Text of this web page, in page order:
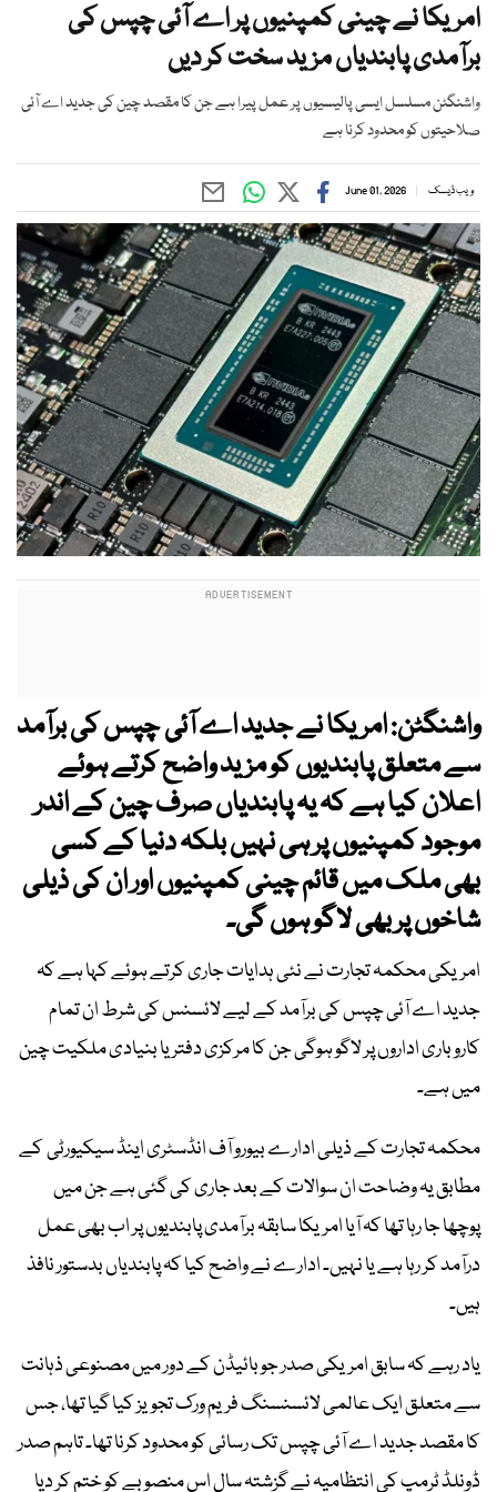
امریکا نے چینی کمپنیوں پر اے آئی چپس کی
برآمدی پابندیاں مزید سخت کر دیں
واشنگٹن مسلسل ایسی پالیسیوں پر عمل پیرا ہے جن کا مقصد چین کی جدید اے آئی
صلاحیتوں کو محدود کرنا ہے
ویب ڈیسک June 01, 2026
واشنگٹن: امریکا نے جدید اے آئی چپس کی برآمد
سے متعلق پابندیوں کو مزید واضح کرتے ہوئے
اعلان کیا ہے کہ یہ پابندیاں صرف چین کے اندر
موجود کمپنیوں پر ہی نہیں بلکہ دنیا کے کسی
بھی ملک میں قائم چینی کمپنیوں اور ان کی ذیلی
شاخوں پر بھی لاگو ہوں گی۔
امریکی محکمہ تجارت نے نئی ہدایات جاری کرتے ہوئے کہا ہے کہ
جدید اے آئی چپس کی برآمد کے لیے لائسنس کی شرط ان تمام
کاروباری اداروں پر لاگو ہوگی جن کا مرکزی دفتر یا بنیادی ملکیت چین
میں ہے۔
محکمہ تجارت کے ذیلی ادارے بیورو آف انڈسٹری اینڈ سیکیورٹی کے
مطابق یہ وضاحت ان سوالات کے بعد جاری کی گئی ہے جن میں
پوچھا جا رہا تھا کہ آیا امریکا سابقہ برآمدی پابندیوں پر اب بھی عمل
درآمد کر رہا ہے یا نہیں۔ ادارے نے واضح کیا کہ پابندیاں بدستور نافذ
ہیں۔
یاد رہے کہ سابق امریکی صدر جو بائیڈن کے دور میں مصنوعی ذہانت
سے متعلق ایک عالمی لائسنسنگ فریم ورک تجویز کیا گیا تھا، جس
کا مقصد جدید اے آئی چپس تک رسائی کو محدود کرنا تھا۔ تاہم صدر
ڈونلڈ ٹرمپ کی انتظامیہ نے گزشتہ سال اس منصوبے کو ختم کر دیا